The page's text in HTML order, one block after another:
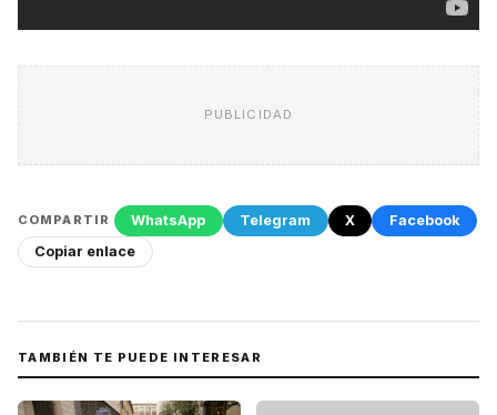
PUBLICIDAD
COMPARTIR WhatsApp Telegram X
Facebook
Copiar enlace
TAMBIÉN TE PUEDE INTERESAR